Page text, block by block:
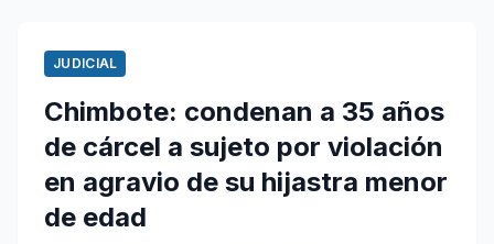
JUDICIAL
Chimbote: condenan a 35 años
de cárcel a sujeto por violación
en agravio de su hijastra menor
de edad